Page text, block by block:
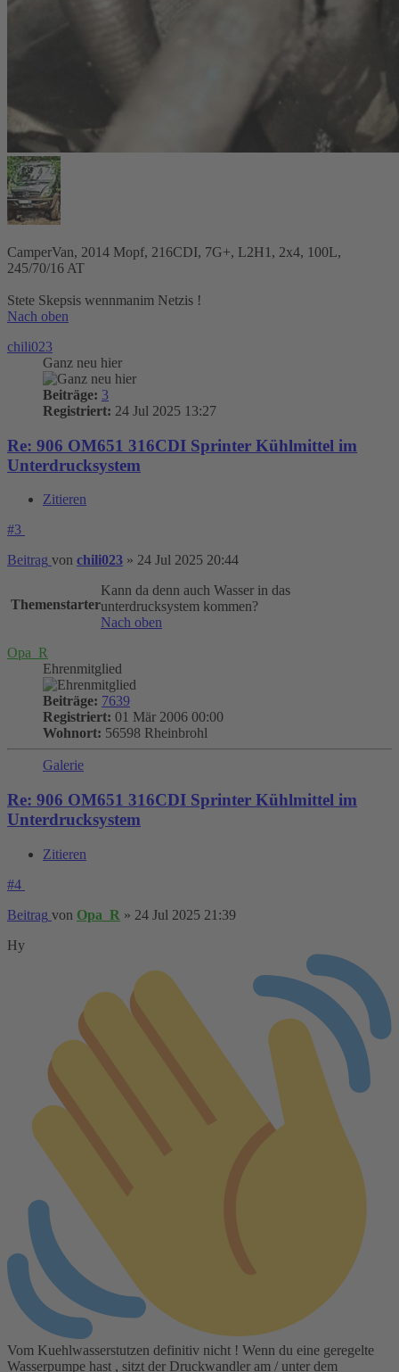
CamperVan, 2014 Mopf, 216CDI, 7G+, L2H1, 2x4, 100L,
245/70/16 AT
Stete Skepsis wennmanim Netzis !
Nach oben
chili023
Ganz neu hier
Beiträge: 3
Registriert: 24 Jul 2025 13:27
Re: 906 OM651 316CDI Sprinter Kühlmittel im
Unterdrucksystem
Zitieren
#3
Beitrag von chili023 » 24 Jul 2025 20:44
Themenstarter
Kann da denn auch Wasser in das
unterdrucksystem kommen?
Nach oben
Opa_R
Ehrenmitglied
Beiträge: 7639
Registriert: 01 Mär 2006 00:00
Wohnort: 56598 Rheinbrohl
Galerie
Re: 906 OM651 316CDI Sprinter Kühlmittel im
Unterdrucksystem
Zitieren
#4
Beitrag von Opa_R » 24 Jul 2025 21:39
Hy
Vom Kuehlwasserstutzen definitiv nicht ! Wenn du eine geregelte
Wasserpumpe hast , sitzt der Druckwandler am / unter dem